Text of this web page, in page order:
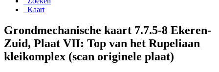
Kaart
Grondmechanische kaart 7.7.5-8 Ekeren-
Zuid, Plaat VII: Top van het Rupeliaan
kleikomplex (scan originele plaat)